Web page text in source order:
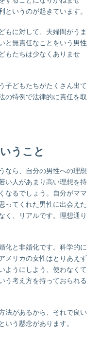
というのが起きています。
もに対して、夫婦間がうま
と無責任なことをいう男性
もたちは少なくありませ
子どもたちがたくさん出て
の特例で法律的に責任を取
うこと
なら、自分の男性への理想
い人があまり高い理想を持
なるでしょう。 自分がママ
ってくれた男性に出会えた
く、リアルです。理想通り
化と非婚化です。科学的に
メリカの女性はとりあえず
ようにしよう、使わなくて
う考え方を持っておられる
法があるから、それで良い
う懸念があります。